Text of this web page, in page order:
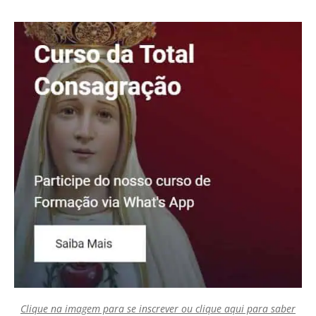
Clique na imagem para se inscrever ou clique aqui para saber